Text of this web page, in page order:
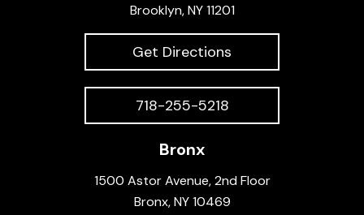
Brooklyn, NY 11201
Get Directions
718-255-5218
Bronx
1500 Astor Avenue, 2nd Floor
Bronx, NY 10469